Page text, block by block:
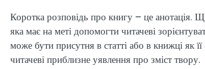
Коротка розповідь про книгу – це анотація.
яка має на меті допомогти читачеві
може бути присутня в статті або в книжці як
читачеві приблизне уявлення про зміст твору.